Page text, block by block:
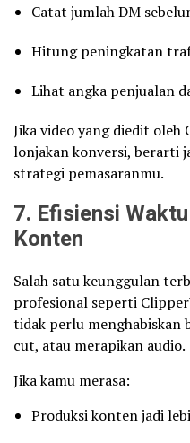
Catat jumlah DM
Hitung peningkatan
Lihat angka penjualan
Jika video yang diedit
lonjakan konversi, berarti
strategi pemasaranmu.
7. Efisiensi
Konten
Salah satu keunggulan
profesional seperti
tidak perlu menghabiskan
cut, atau merapikan audio.
Jika kamu merasa:
Produksi konten jadi